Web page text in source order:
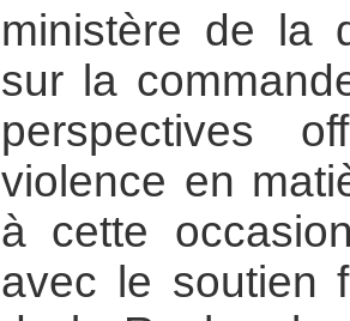
ministère de la
sur la
perspectives
violence en
à cette
avec le soutien